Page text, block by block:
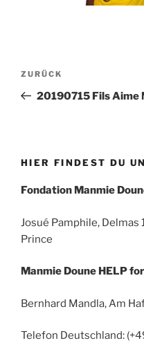
Beitragsnavigation
Vorheriger
Beitrag
ZURÜCK
20190715 Fils Aime
HIER FINDEST DU
Fondation Manmie
Josué Pamphile, Delmas
Prince
Manmie Doune HELP
Bernhard Mandla, Am
Telefon Deutschland: